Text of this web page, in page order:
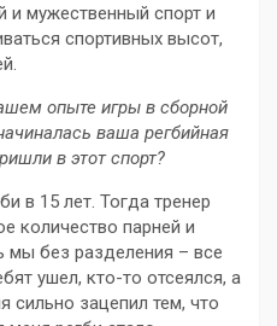
и мужественный спорт и
спортивных высот,
опыте игры в сборной
ваша регбийная
в этот спорт?
в 15 лет. Тогда тренер
количество парней и
мы без разделения – все
ушел, кто-то отсеялся, а
сильно зацепил тем, что